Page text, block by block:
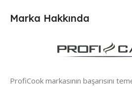
Marka Hakkında
ProfiCook markasının başarısını